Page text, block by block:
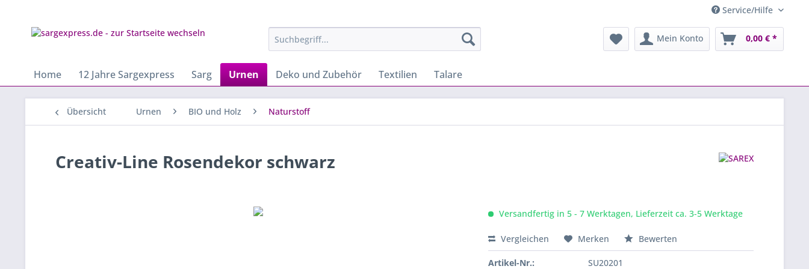
Service/Hilfe
Mein Konto 0,00 € *
Home 12 Jahre Sargexpress Sarg Urnen Deko und Zubehör Textilien Talare
Übersicht Urnen BIO und Holz Naturstoff
Creativ-Line Rosendekor schwarz
Versandfertig in 5 - 7 Werktagen, Lieferzeit ca. 3-5 Werktage
Vergleichen Merken Bewerten
Artikel-Nr.: SU20201